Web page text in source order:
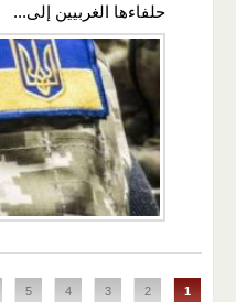
حلفاءها الغربيين إلى...
الصفحات
1
2
3
4
5